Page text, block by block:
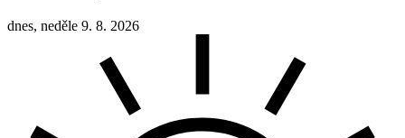
dnes, neděle 9. 8. 2026